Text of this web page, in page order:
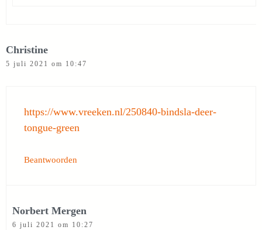
Christine
5 juli 2021 om 10:47
https://www.vreeken.nl/250840-bindsla-deer-
tongue-green
Beantwoorden
Norbert Mergen
6 juli 2021 om 10:27